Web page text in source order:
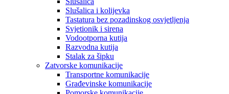
Slušalica i kolijevka
Tastatura bez pozadinskog osvjetljenja
Svjetionik i sirena
Vodootporna kutija
Razvodna kutija
Stalak za šipku
Zatvorske komunikacije
Transportne komunikacije
Građevinske komunikacije